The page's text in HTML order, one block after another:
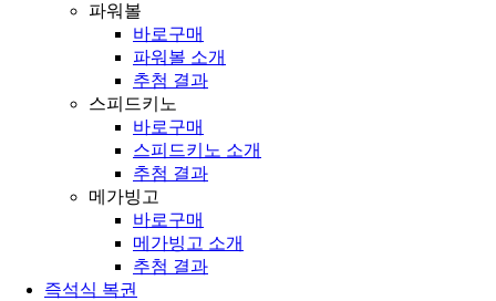
파워볼
바로구매
파워볼 소개
추첨 결과
스피드키노
바로구매
스피드키노 소개
추첨 결과
메가빙고
바로구매
메가빙고 소개
추첨 결과
즉석식 복권